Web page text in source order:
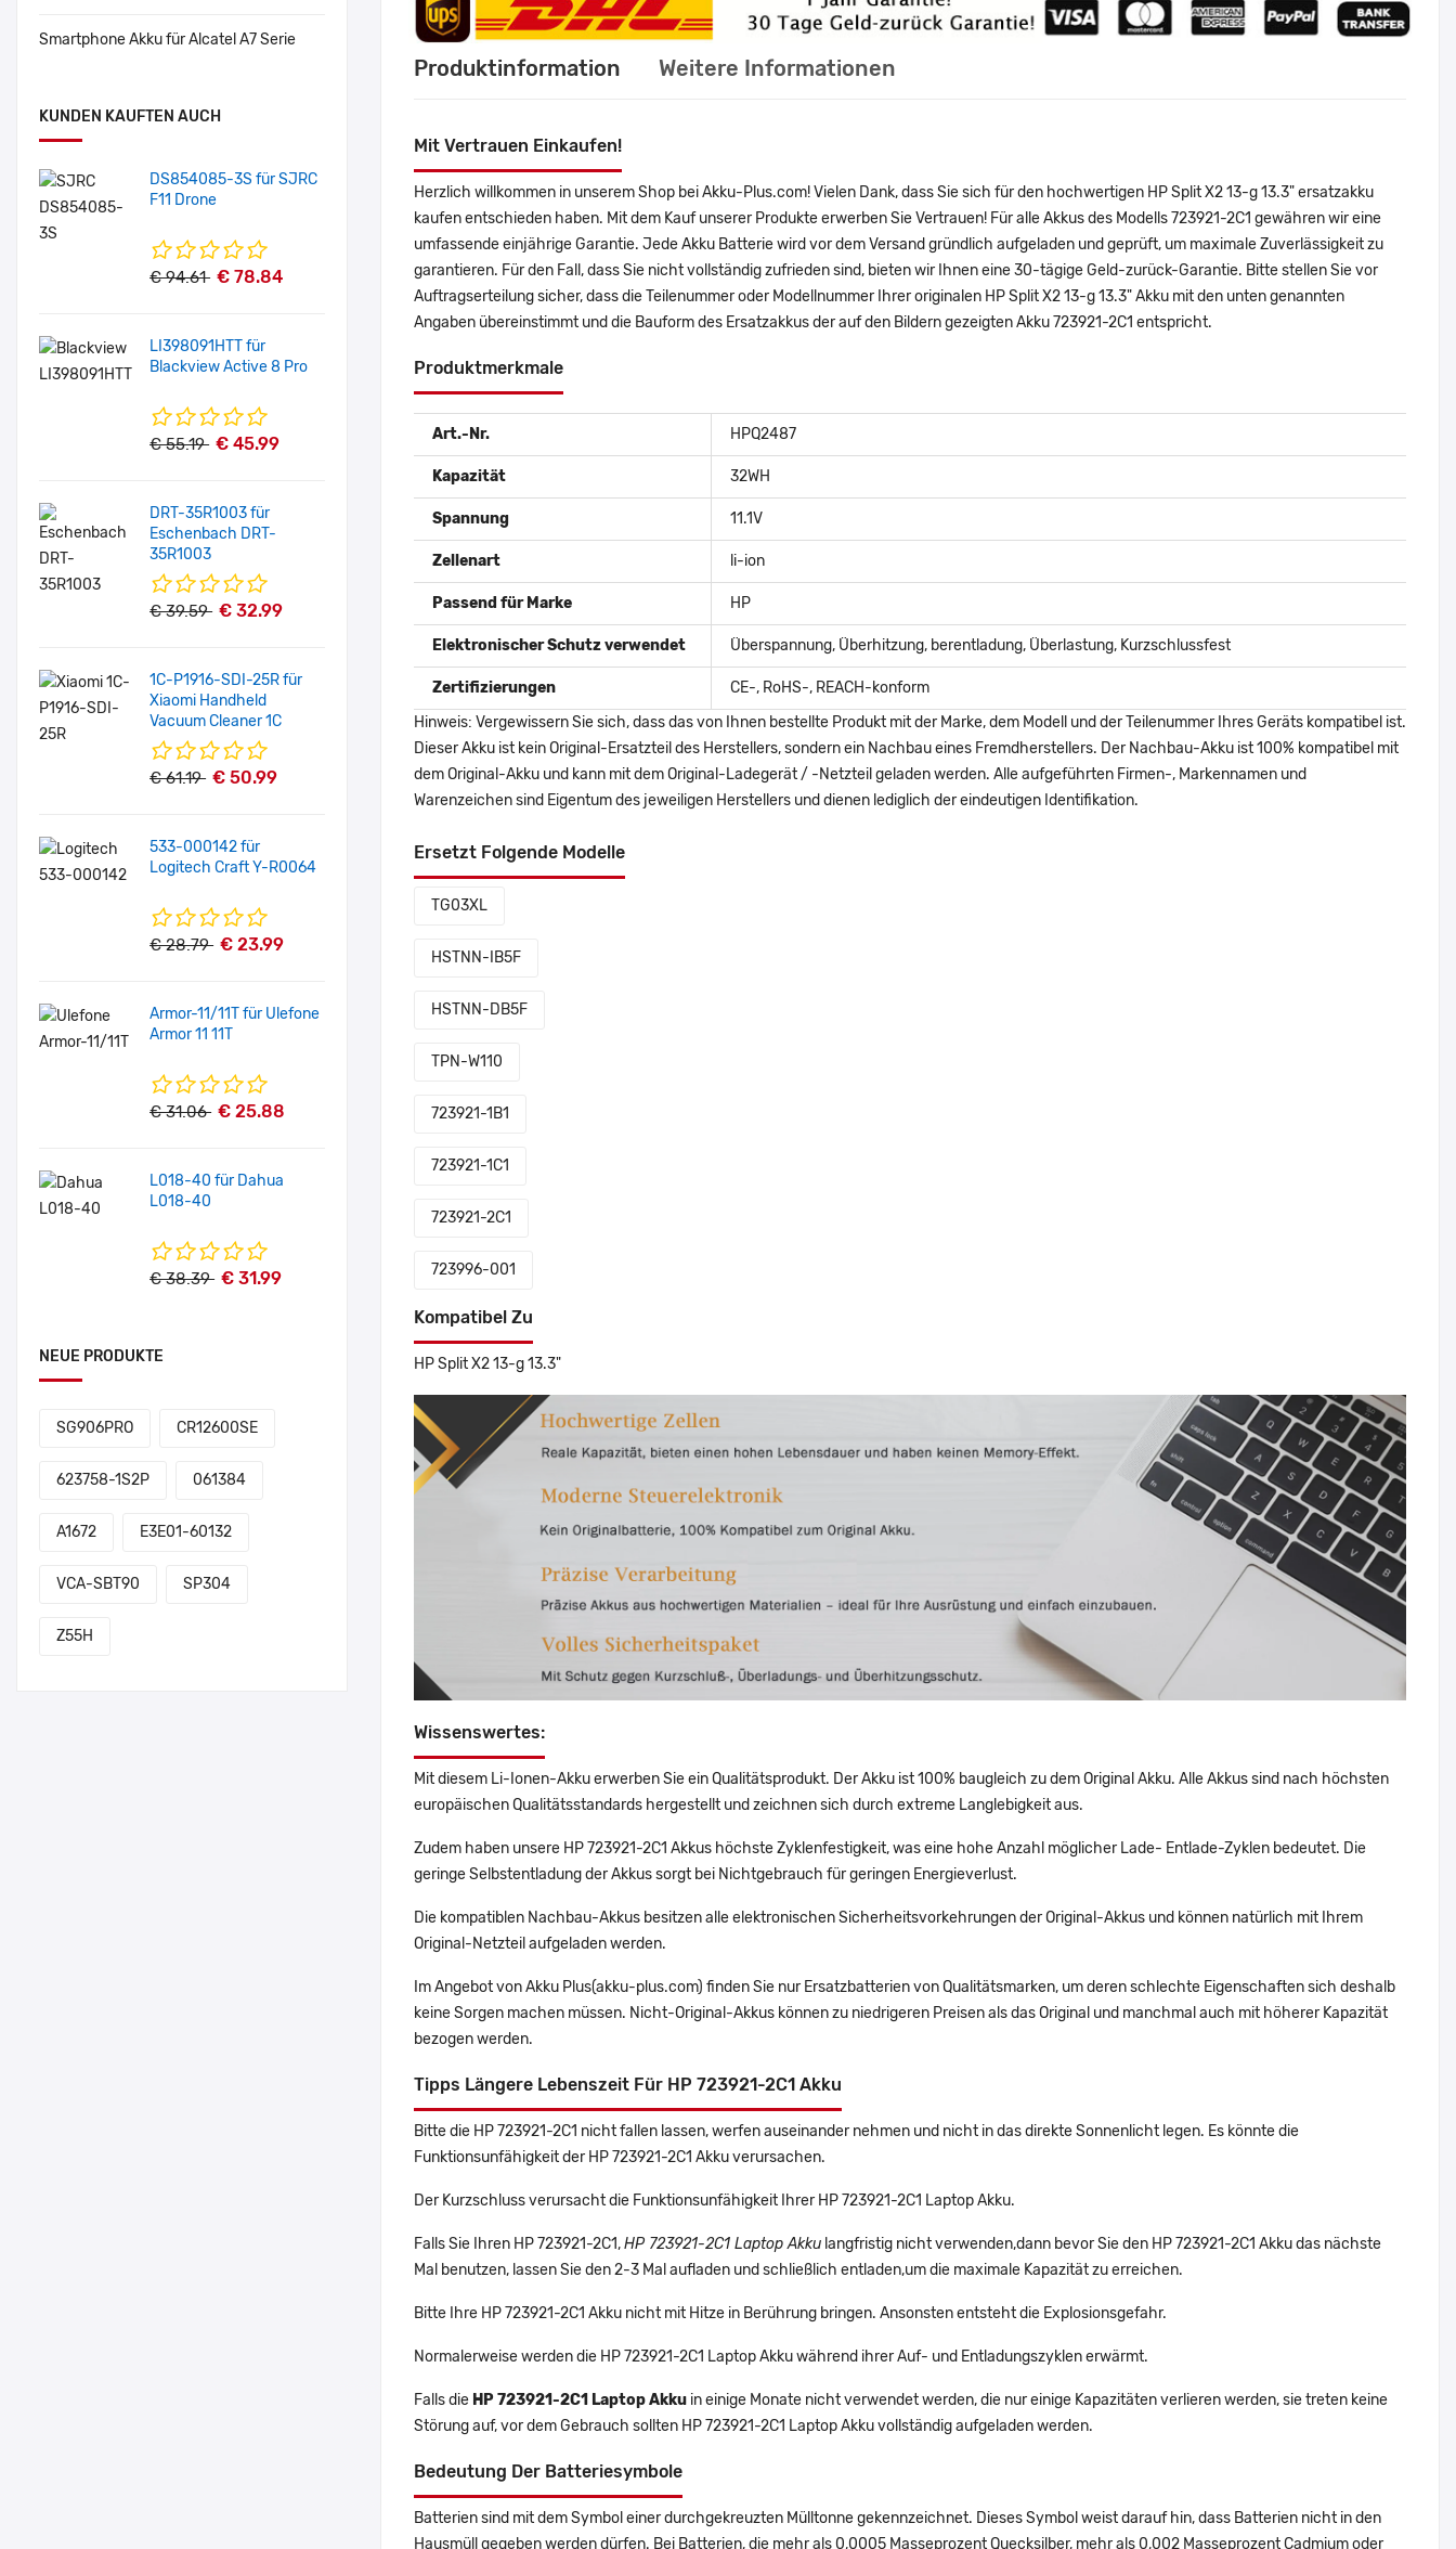
Smartphone Akku für Alcatel A7 Serie
KUNDEN KAUFTEN AUCH
DS854085-3S für SJRC
F11 Drone
€ 94.61 € 78.84
LI398091HTT für
Blackview Active 8 Pro
€ 55.19 € 45.99
DRT-35R1003 für
Eschenbach DRT-
35R1003
€ 39.59 € 32.99
1C-P1916-SDI-25R für
Xiaomi Handheld
Vacuum Cleaner 1C
€ 61.19 € 50.99
533-000142 für
Logitech Craft Y-R0064
€ 28.79 € 23.99
Armor-11/11T für Ulefone
Armor 11 11T
€ 31.06 € 25.88
L018-40 für Dahua
L018-40
€ 38.39 € 31.99
NEUE PRODUKTE
SG906PRO CR12600SE
623758-1S2P 061384
A1672 E3E01-60132
VCA-SBT90 SP304
Z55H
Produktinformation Weitere Informationen
Mit Vertrauen Einkaufen!
Herzlich willkommen in unserem Shop bei Akku-Plus.com! Vielen Dank, dass Sie sich für den hochwertigen HP Split X2 13-g 13.3" ersatzakku
kaufen entschieden haben. Mit dem Kauf unserer Produkte erwerben Sie Vertrauen! Für alle Akkus des Modells 723921-2C1 gewähren wir eine
umfassende einjährige Garantie. Jede Akku Batterie wird vor dem Versand gründlich aufgeladen und geprüft, um maximale Zuverlässigkeit zu
garantieren. Für den Fall, dass Sie nicht vollständig zufrieden sind, bieten wir Ihnen eine 30-tägige Geld-zurück-Garantie. Bitte stellen Sie vor
Auftragserteilung sicher, dass die Teilenummer oder Modellnummer Ihrer originalen HP Split X2 13-g 13.3" Akku mit den unten genannten
Angaben übereinstimmt und die Bauform des Ersatzakkus der auf den Bildern gezeigten Akku 723921-2C1 entspricht.
Produktmerkmale
Art.-Nr. HPQ2487
Kapazität 32WH
Spannung 11.1V
Zellenart li-ion
Passend für Marke HP
Elektronischer Schutz verwendet Überspannung, Überhitzung, berentladung, Überlastung, Kurzschlussfest
Zertifizierungen
CE-, RoHS-, REACH-konform
Hinweis: Vergewissern Sie sich, dass das von Ihnen bestellte Produkt mit der Marke, dem Modell und der Teilenummer Ihres Geräts kompatibel ist.
Dieser Akku ist kein Original-Ersatzteil des Herstellers, sondern ein Nachbau eines Fremdherstellers. Der Nachbau-Akku ist 100% kompatibel mit
dem Original-Akku und kann mit dem Original-Ladegerät / -Netzteil geladen werden. Alle aufgeführten Firmen-, Markennamen und
Warenzeichen sind Eigentum des jeweiligen Herstellers und dienen lediglich der eindeutigen Identifikation.
Ersetzt Folgende Modelle
TG03XL
HSTNN-IB5F
HSTNN-DB5F
TPN-W110
723921-1B1
723921-1C1
723921-2C1
723996-001
Kompatibel Zu
HP Split X2 13-g 13.3"
Wissenswertes:
Mit diesem Li-Ionen-Akku erwerben Sie ein Qualitätsprodukt. Der Akku ist 100% baugleich zu dem Original Akku. Alle Akkus sind nach höchsten
europäischen Qualitätsstandards hergestellt und zeichnen sich durch extreme Langlebigkeit aus.
Zudem haben unsere HP 723921-2C1 Akkus höchste Zyklenfestigkeit, was eine hohe Anzahl möglicher Lade- Entlade-Zyklen bedeutet. Die
geringe Selbstentladung der Akkus sorgt bei Nichtgebrauch für geringen Energieverlust.
Die kompatiblen Nachbau-Akkus besitzen alle elektronischen Sicherheitsvorkehrungen der Original-Akkus und können natürlich mit Ihrem
Original-Netzteil aufgeladen werden.
Im Angebot von Akku Plus(akku-plus.com) finden Sie nur Ersatzbatterien von Qualitätsmarken, um deren schlechte Eigenschaften sich deshalb
keine Sorgen machen müssen. Nicht-Original-Akkus können zu niedrigeren Preisen als das Original und manchmal auch mit höherer Kapazität
bezogen werden.
Tipps Längere Lebenszeit Für HP 723921-2C1 Akku
Bitte die HP 723921-2C1 nicht fallen lassen, werfen auseinander nehmen und nicht in das direkte Sonnenlicht legen. Es könnte die
Funktionsunfähigkeit der HP 723921-2C1 Akku verursachen.
Der Kurzschluss verursacht die Funktionsunfähigkeit Ihrer HP 723921-2C1 Laptop Akku.
Falls Sie Ihren HP 723921-2C1,HP 723921-2C1 Laptop Akku langfristig nicht verwenden,dann bevor Sie den HP 723921-2C1 Akku das nächste
Mal benutzen, lassen Sie den 2-3 Mal aufladen und schließlich entladen,um die maximale Kapazität zu erreichen.
Bitte Ihre HP 723921-2C1 Akku nicht mit Hitze in Berührung bringen. Ansonsten entsteht die Explosionsgefahr.
Normalerweise werden die HP 723921-2C1 Laptop Akku während ihrer Auf- und Entladungszyklen erwärmt.
Falls die HP 723921-2C1 Laptop Akku in einige Monate nicht verwendet werden, die nur einige Kapazitäten verlieren werden, sie treten keine
Störung auf, vor dem Gebrauch sollten HP 723921-2C1 Laptop Akku vollständig aufgeladen werden.
Bedeutung Der Batteriesymbole
Batterien sind mit dem Symbol einer durchgekreuzten Mülltonne gekennzeichnet. Dieses Symbol weist darauf hin, dass Batterien nicht in den
Hausmüll gegeben werden dürfen. Bei Batterien, die mehr als 0,0005 Masseprozent Quecksilber, mehr als 0,002 Masseprozent Cadmium oder